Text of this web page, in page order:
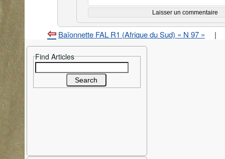
Baïonnette FAL R1 (Afrique du Sud) « N 97 » |
Find Articles
Search
for: